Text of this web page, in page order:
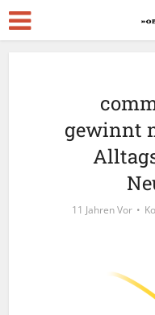
gewinnt
11 Jahren Vor